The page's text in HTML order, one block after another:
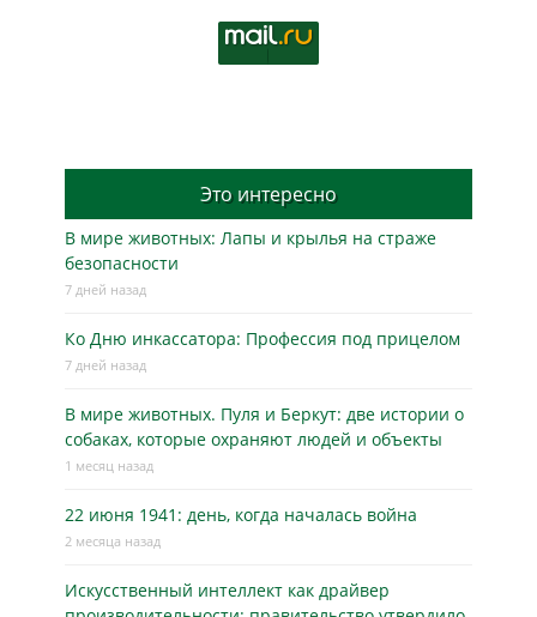
Это интересно
В мире животных: Лапы и крылья на страже
безопасности
7 дней назад
Ко Дню инкассатора: Профессия под прицелом
7 дней назад
В мире животных. Пуля и Беркут: две истории о
собаках, которые охраняют людей и объекты
1 месяц назад
22 июня 1941: день, когда началась война
2 месяца назад
Искусственный интеллект как драйвер